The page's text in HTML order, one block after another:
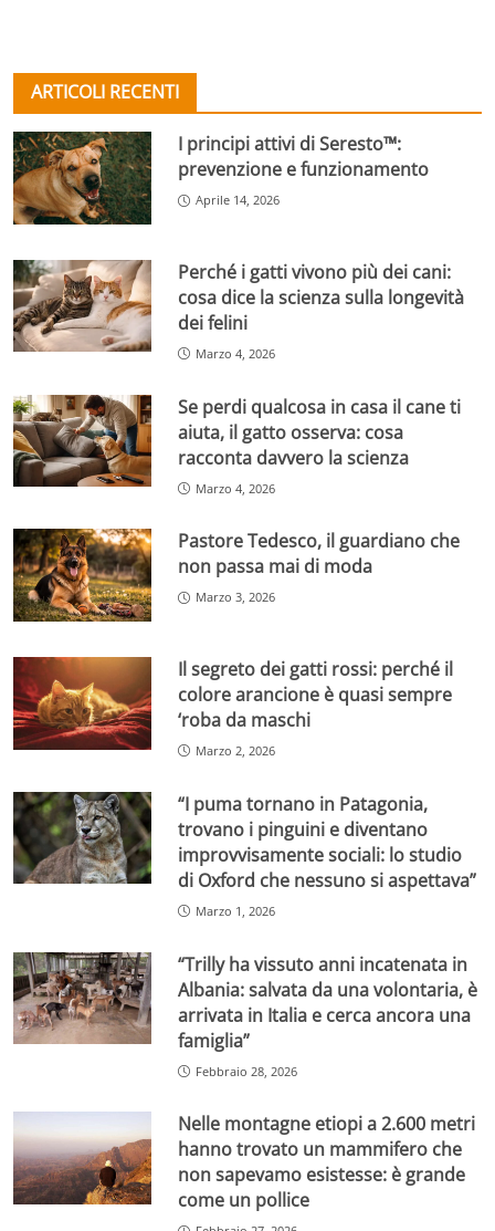
ARTICOLI RECENTI
I principi attivi di Seresto™:
prevenzione e funzionamento
Aprile 14, 2026
Perché i gatti vivono più dei cani:
cosa dice la scienza sulla longevità
dei felini
Marzo 4, 2026
Se perdi qualcosa in casa il cane ti
aiuta, il gatto osserva: cosa
racconta davvero la scienza
Marzo 4, 2026
Pastore Tedesco, il guardiano che
non passa mai di moda
Marzo 3, 2026
Il segreto dei gatti rossi: perché il
colore arancione è quasi sempre
‘roba da maschi
Marzo 2, 2026
“I puma tornano in Patagonia,
trovano i pinguini e diventano
improvvisamente sociali: lo studio
di Oxford che nessuno si aspettava”
Marzo 1, 2026
“Trilly ha vissuto anni incatenata in
Albania: salvata da una volontaria, è
arrivata in Italia e cerca ancora una
famiglia”
Febbraio 28, 2026
Nelle montagne etiopi a 2.600 metri
hanno trovato un mammifero che
non sapevamo esistesse: è grande
come un pollice